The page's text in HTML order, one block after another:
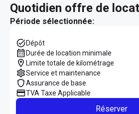
quotidien offre de
Période sélectionnée:
Dépôt
Durée de location minimale
Limite totale de kilométrage
Service et maintenance
Assurance de base
TVA Taxe Applicable
Réserver